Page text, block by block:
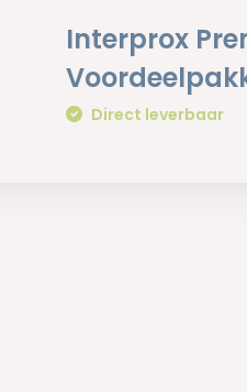
Interprox
Direct leverbaar